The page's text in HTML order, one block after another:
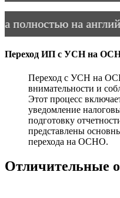
на
Переход ИП с УСН на
Переход с УСН на
внимательности и
Этот процесс
уведомление
подготовку
представлены
перехода на ОСНО.
Отличительные